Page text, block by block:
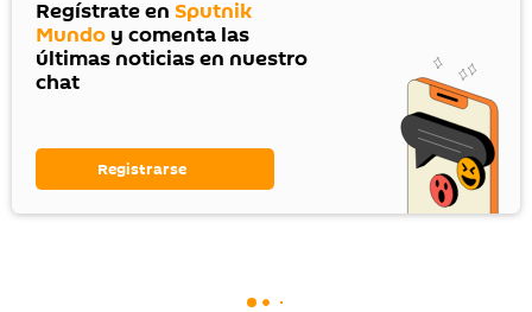
Regístrate en Sputnik
Mundo y comenta las
últimas noticias en nuestro
chat
Registrarse